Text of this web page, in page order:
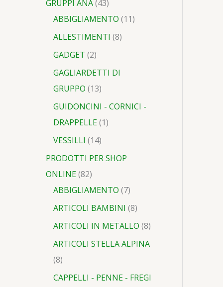
GRUPPI ANA 43
ABBIGLIAMENTO 11
ALLESTIMENTI 8
GADGET 2
GAGLIARDETTI DI
GRUPPO 13
GUIDONCINI - CORNICI -
DRAPPELLE 1
VESSILLI 14
PRODOTTI PER SHOP
ONLINE 82
ABBIGLIAMENTO 7
ARTICOLI BAMBINI 8
ARTICOLI IN METALLO 8
ARTICOLI STELLA ALPINA
8
CAPPELLI - PENNE - FREGI